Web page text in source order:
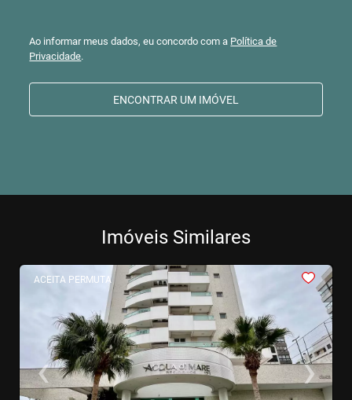
Ao informar meus dados, eu concordo com a Política de
Privacidade.
ENCONTRAR UM IMÓVEL
Imóveis Similares
ACEITA PERMUTA
<<<
‹Previous ›Next